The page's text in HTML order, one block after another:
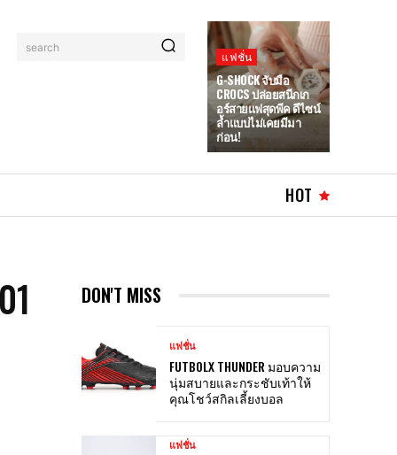
search
แฟชั่น
G-SHOCK จับมือ
CROCS ปล่อยสนีกเก
อร์สายแฟสุดพีค ดีไซน์
ล้ำแบบไม่เคยมีมา
ก่อน!
HOT
DON'T MISS
แฟชั่น
FUTBOLX THUNDER มอบความ
นุ่มสบายและกระชับเท้าให้
คุณโชว์สกิลเลี้ยงบอล
แฟชั่น